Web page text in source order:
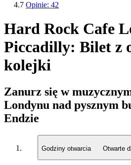
4.7 Opinie: 42
Hard Rock Cafe
Piccadilly: Bilet z
kolejki
Zanurz się w
Londynu nad pysznym
Endzie
Godziny otwarcia Otwarte